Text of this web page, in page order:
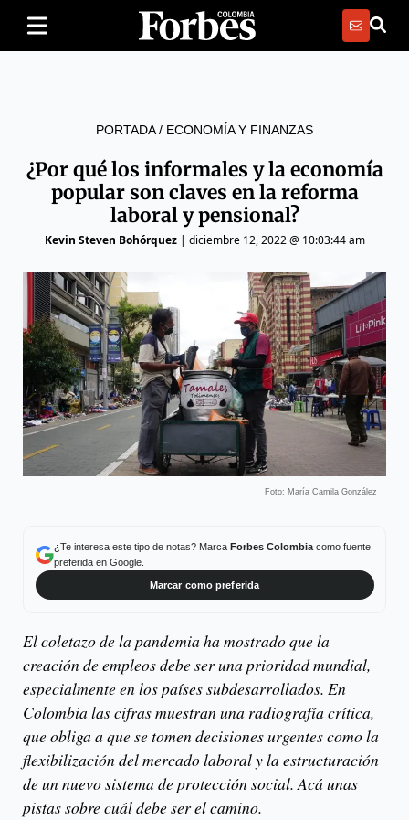
PORTADA/ ECONOMÍA Y FINANZAS
¿Por qué los informales y la economía
popular son claves en la reforma
laboral y pensional?
Kevin Steven Bohórquez| diciembre 12, 2022 @ 10:03:44 am
Foto: María Camila González
¿Te interesa este tipo de notas? Marca Forbes Colombiacomo fuente
preferida en Google.
Marcar como preferida
El coletazo de la pandemia ha mostrado que la
creación de empleos debe ser una prioridad mundial,
especialmente en los países subdesarrollados. En
Colombia las cifras muestran una radiografía crítica,
que obliga a que se tomen decisiones urgentes como la
flexibilización del mercado laboral y la estructuración
de un nuevo sistema de protección social. Acá unas
pistas sobre cuál debe ser el camino.